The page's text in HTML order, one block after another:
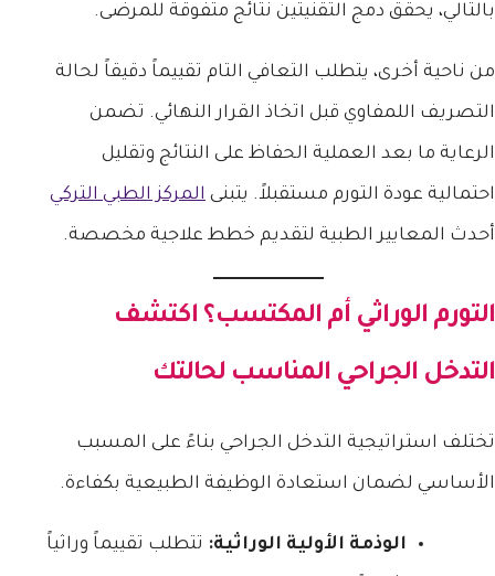
بالتالي، يحقق دمج التقنيتين نتائج متفوقة للمرضى.
من ناحية أخرى، يتطلب التعافي التام تقييماً دقيقاً لحالة
التصريف اللمفاوي قبل اتخاذ القرار النهائي. تضمن
الرعاية ما بعد العملية الحفاظ على النتائج وتقليل
احتمالية عودة التورم مستقبلاً. يتبنى المركز الطبي التركي
أحدث المعايير الطبية لتقديم خطط علاجية مخصصة.
التورم الوراثي أم المكتسب؟ اكتشف
التدخل الجراحي المناسب لحالتك
تختلف استراتيجية التدخل الجراحي بناءً على المسبب
الأساسي لضمان استعادة الوظيفة الطبيعية بكفاءة.
الوذمة الأولية الوراثية: تتطلب تقييماً وراثياً